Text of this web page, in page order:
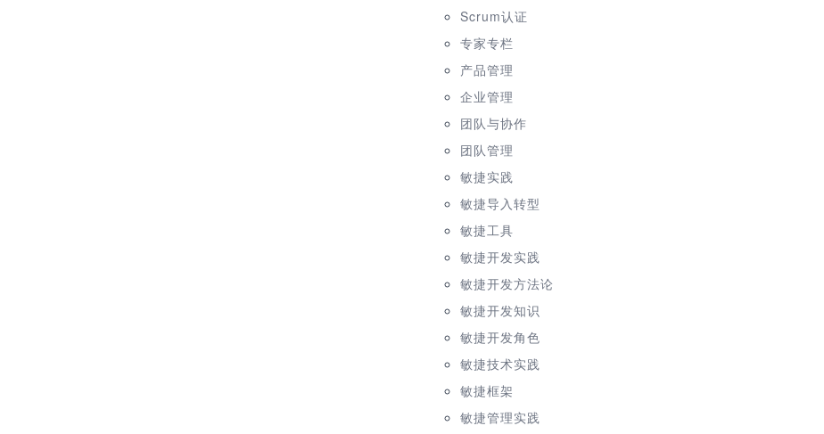
Scrum认证
专家专栏
产品管理
企业管理
团队与协作
团队管理
敏捷实践
敏捷导入转型
敏捷工具
敏捷开发实践
敏捷开发方法论
敏捷开发知识
敏捷开发角色
敏捷技术实践
敏捷框架
敏捷管理实践